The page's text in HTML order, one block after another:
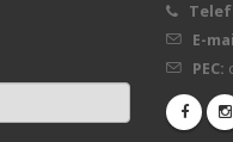
E-
PEC: